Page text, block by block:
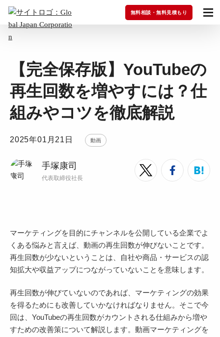
無料相談・無料見積もり
【完全保存版】YouTubeの
再生回数を増やすには？仕
組みやコツを徹底解説
2025年01月21日 動画
手塚康司
代表取締役社長
マーケティングを目的にチャンネルを公開している企業でよ
くある悩みと言えば、動画の再生回数が伸びないことです。
再生回数が少ないということは、自社や商品・サービスの認
知拡大や収益アップにつながっていないことを意味します。
再生回数が伸びていないのであれば、マーケティングの効果
を得るためにも改善していかなければなりません。そこで今
回は、YouTubeの再生回数がカウントされる仕組みから増や
すための改善策について解説します。動画マーケティングを